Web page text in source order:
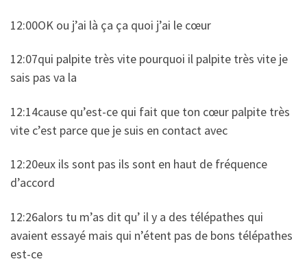
12:00OK ou j’ai là ça ça quoi j’ai le cœur
12:07qui palpite très vite pourquoi il palpite très vite je
sais pas va la
12:14cause qu’est-ce qui fait que ton cœur palpite très
vite c’est parce que je suis en contact avec
12:20eux ils sont pas ils sont en haut de fréquence
d’accord
12:26alors tu m’as dit qu’ il y a des télépathes qui
avaient essayé mais qui n’étent pas de bons télépathes
est-ce